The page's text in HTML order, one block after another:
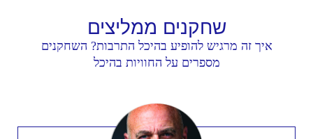
שחקנים ממליצים
איך זה מרגיש להופיע בהיכל התרבות? השחקנים
מספרים על החוויות בהיכל